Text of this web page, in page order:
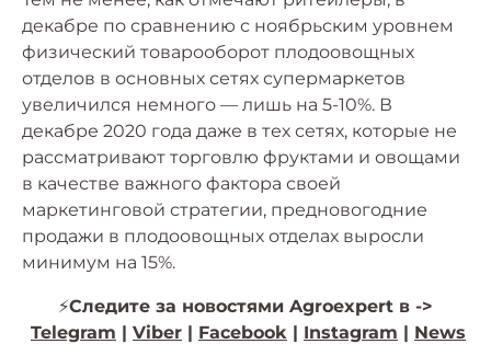
декабре по сравнению с ноябрьским уровнем
физический товарооборот плодоовощных
отделов в основных сетях супермаркетов
увеличился немного — лишь на 5-10%. В
декабре 2020 года даже в тех сетях, которые не
рассматривают торговлю фруктами и овощами
в качестве важного фактора своей
маркетинговой стратегии, предновогодние
продажи в плодоовощных отделах выросли
минимум на 15%.
⚡️Следите за новостями Agroexpert в ->
Telegram | Viber | Facebook | Instagram | News